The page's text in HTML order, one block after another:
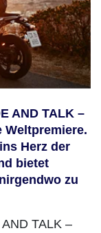
AND TALK –
Weltpremiere.
Herz der
bietet
zu
TALK –